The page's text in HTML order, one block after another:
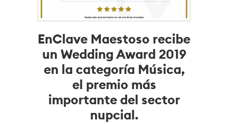
EnClave Maestoso recibe
un Wedding Award 2019
en la categoría Música,
el premio más
importante del sector
nupcial.